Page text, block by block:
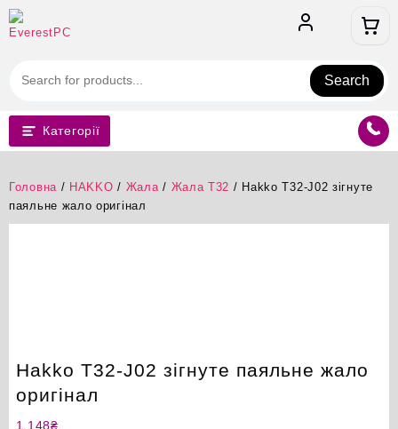
Перейти
до
Search
Категорії
Головна / HAKKO / Жала / Жала T32 / Hakko T32-J02 зігнуте
паяльне жало оригінал
Hakko T32-J02 зігнуте паяльне жало
оригінал
1,148₴